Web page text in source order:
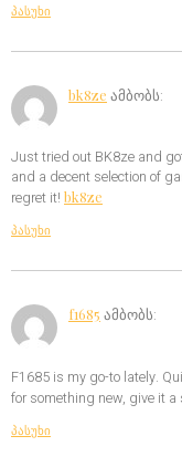
პასუხი
bk8ze ამბობს:
Just tried out BK8ze and
and a decent selection of
regret it! bk8ze
პასუხი
f1685 ამბობს:
F1685 is my go-to lately.
for something new, give it a
პასუხი